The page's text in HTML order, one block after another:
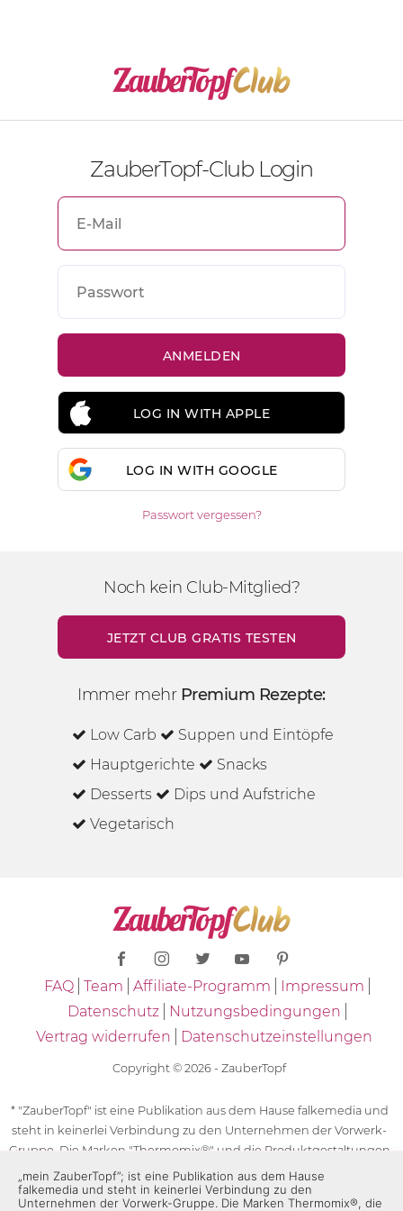
ZauberTopf-Club Login
LOG IN WITH APPLE
LOG IN WITH GOOGLE
Passwort vergessen?
Noch kein Club-Mitglied?
JETZT CLUB GRATIS TESTEN
Immer mehr Premium Rezepte:
Low Carb
Suppen und Eintöpfe
Hauptgerichte
Snacks
Desserts
Dips und Aufstriche
Vegetarisch
FAQ Team Affiliate-Programm
Impressum
Datenschutz
Nutzungsbedingungen
Vertrag widerrufen
Datenschutzeinstellungen
Copyright © 2026 - ZauberTopf
* "ZauberTopf" ist eine Publikation aus dem Hause falkemedia und
steht in keinerlei Verbindung zu den Unternehmen der Vorwerk-
Gruppe. Die Marken "Thermomix®" und die Produktgestaltungen
des "Thermomix®" sind eingetragene Marken der Unternehmen
der Vorwerk-Gruppe. Die Marken Thermomix®, die Zeichen TM5®,
„mein ZauberTopf”; ist eine Publikation aus dem Hause
falkemedia und steht in keinerlei Verbindung zu den
Unternehmen der Vorwerk-Gruppe. Die Marken Thermomix®, die